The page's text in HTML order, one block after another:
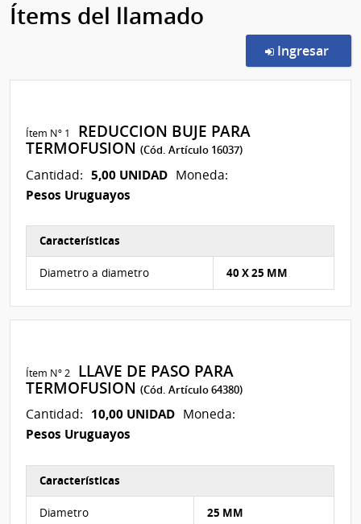
Ítems del llamado
Ingresar
Ítem Nº 1
REDUCCION BUJE PARA
TERMOFUSION(Cód. Artículo 16037)
Cantidad: 5,00 UNIDAD Moneda:
Pesos Uruguayos
Características
Diametro a diametro 40 X 25 MM
Ítem Nº 2
LLAVE DE PASO PARA
TERMOFUSION(Cód. Artículo 64380)
Cantidad: 10,00 UNIDAD Moneda:
Pesos Uruguayos
Características
Diametro 25 MM